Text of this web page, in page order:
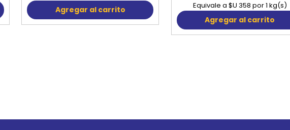
Agregar al carrito Equivale a $U 358 por 1 kg(s)
Agregar al carrito